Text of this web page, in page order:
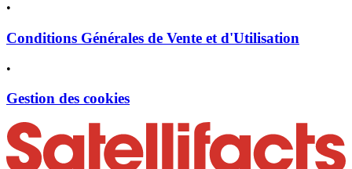
•
Conditions Générales de Vente et d'Utilisation
•
Gestion des cookies